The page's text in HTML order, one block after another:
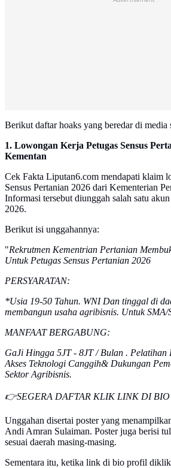
Berikut daftar hoaks yang beredar di media
1. Lowongan Kerja Petugas Sensus
Kementan
Cek Fakta Liputan6.com mendapati klaim
Sensus Pertanian 2026 dari Kementerian
Informasi tersebut diunggah salah satu
2026.
Berikut isi unggahannya:
"Rekrutmen Kementrian Pertanian
Untuk Petugas Sensus Pertanian 2026
PERSYARATAN:
*Usia 19-50 Tahun. WNI Dan tinggal di
membangun usaha agribisnis. Untuk
MANFAAT BERGABUNG:
GaJi Hingga 5JT - 8JT / Bulan . Pelatihan
Akses Teknologi Canggih& Dukungan
Sektor Agribisnis.
👉SEGERA DAFTAR KLIK LINK DI
Unggahan disertai poster yang
Andi Amran Sulaiman. Poster juga berisi
sesuai daerah masing-masing.
Sementara itu, ketika link di bio profil diklik